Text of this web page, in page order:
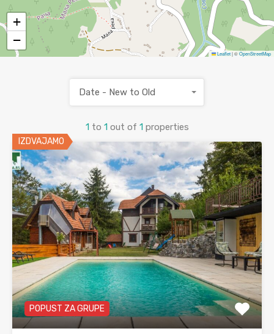
+
−
Leaflet|©OpenStreetMap
1 to 1 out of 1 properties
Date - New to Old
IZDVAJAMO
POPUST ZA GRUPE